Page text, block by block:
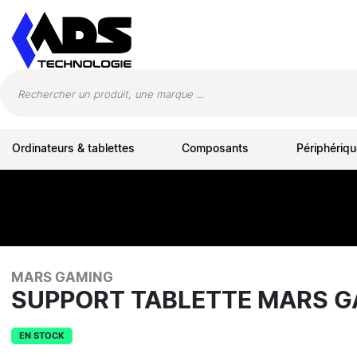
Ordinateurs & tablettes Composants
MARS GAMING
SUPPORT TABLETTE MARS
EN STOCK